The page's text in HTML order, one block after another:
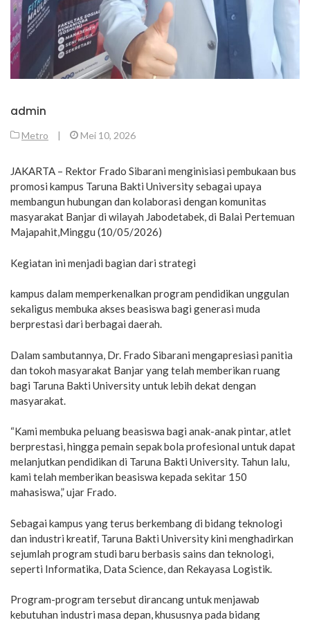
admin
Metro | Mei 10, 2026
JAKARTA – Rektor Frado Sibarani menginisiasi pembukaan bus
promosi kampus Taruna Bakti University sebagai upaya
membangun hubungan dan kolaborasi dengan komunitas
masyarakat Banjar di wilayah Jabodetabek, di Balai Pertemuan
Majapahit,Minggu (10/05/2026)
Kegiatan ini menjadi bagian dari strategi
kampus dalam memperkenalkan program pendidikan unggulan
sekaligus membuka akses beasiswa bagi generasi muda
berprestasi dari berbagai daerah.
Dalam sambutannya, Dr. Frado Sibarani mengapresiasi panitia
dan tokoh masyarakat Banjar yang telah memberikan ruang
bagi Taruna Bakti University untuk lebih dekat dengan
masyarakat.
“Kami membuka peluang beasiswa bagi anak-anak pintar, atlet
berprestasi, hingga pemain sepak bola profesional untuk dapat
melanjutkan pendidikan di Taruna Bakti University. Tahun lalu,
kami telah memberikan beasiswa kepada sekitar 150
mahasiswa,” ujar Frado.
Sebagai kampus yang terus berkembang di bidang teknologi
dan industri kreatif, Taruna Bakti University kini menghadirkan
sejumlah program studi baru berbasis sains dan teknologi,
seperti Informatika, Data Science, dan Rekayasa Logistik.
Program-program tersebut dirancang untuk menjawab
kebutuhan industri masa depan, khususnya pada bidang